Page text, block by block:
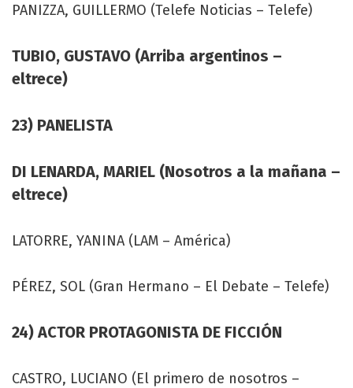
PANIZZA, GUILLERMO (Telefe Noticias – Telefe)
TUBIO, GUSTAVO (Arriba argentinos –
eltrece)
23) PANELISTA
DI LENARDA, MARIEL (Nosotros a la mañana –
eltrece)
LATORRE, YANINA (LAM – América)
PÉREZ, SOL (Gran Hermano – El Debate – Telefe)
24) ACTOR PROTAGONISTA DE FICCIÓN
CASTRO, LUCIANO (El primero de nosotros –